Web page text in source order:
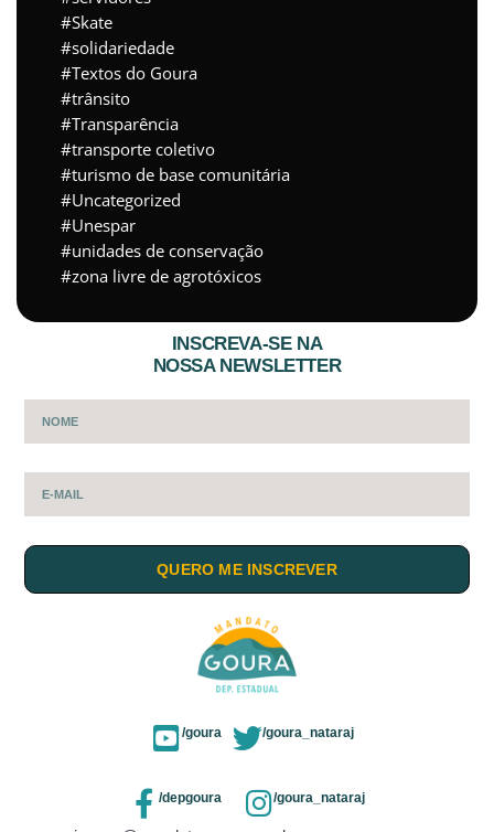
Skate
solidariedade
Textos do Goura
trânsito
Transparência
transporte coletivo
turismo de base comunitária
Uncategorized
Unespar
unidades de conservação
zona livre de agrotóxicos
INSCREVA-SE NA
NOSSA NEWSLETTER
QUERO ME INSCREVER
/goura /goura_nataraj
/depgoura /goura_nataraj